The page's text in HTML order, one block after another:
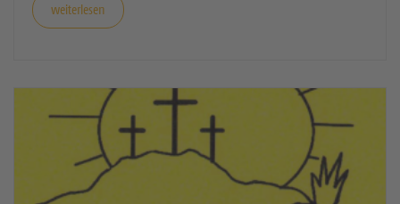
weiterlesen